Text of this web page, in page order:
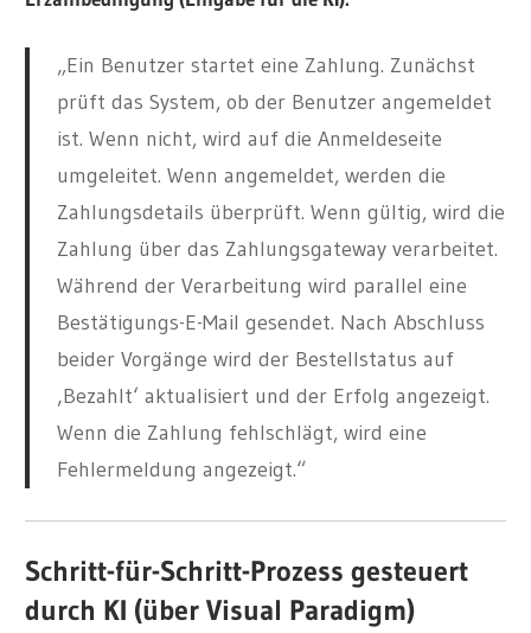
„Ein Benutzer startet eine Zahlung. Zunächst
prüft das System, ob der Benutzer angemeldet
ist. Wenn nicht, wird auf die Anmeldeseite
umgeleitet. Wenn angemeldet, werden die
Zahlungsdetails überprüft. Wenn gültig, wird die
Zahlung über das Zahlungsgateway verarbeitet.
Während der Verarbeitung wird parallel eine
Bestätigungs-E-Mail gesendet. Nach Abschluss
beider Vorgänge wird der Bestellstatus auf
‚Bezahlt‘ aktualisiert und der Erfolg angezeigt.
Wenn die Zahlung fehlschlägt, wird eine
Fehlermeldung angezeigt.“
Schritt-für-Schritt-Prozess gesteuert
durch KI (über Visual Paradigm)